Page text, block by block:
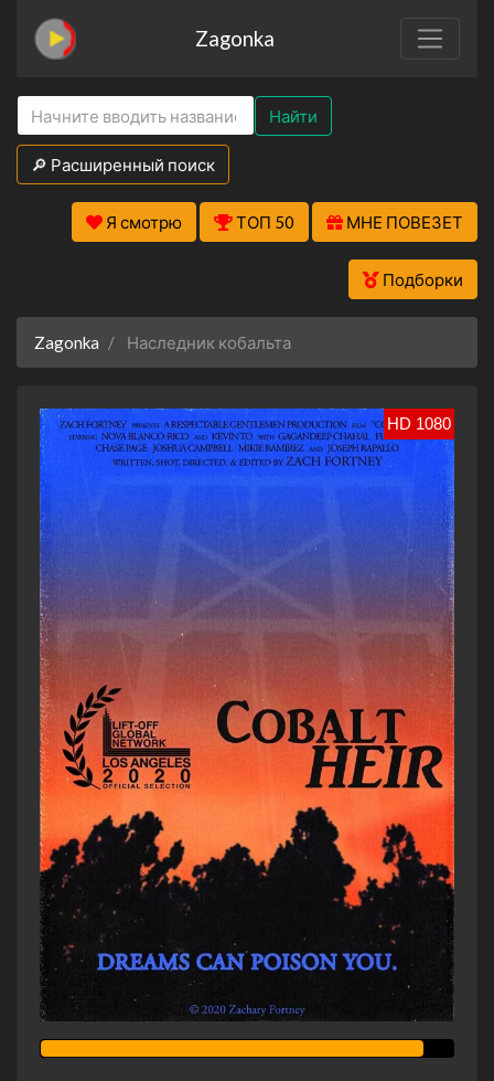
Zagonka
Найти
🔎 Расширенный поиск
Я смотрю ТОП 50 МНЕ ПОВЕЗЕТ
Подборки
Zagonka Наследник кобальта
HD 1080